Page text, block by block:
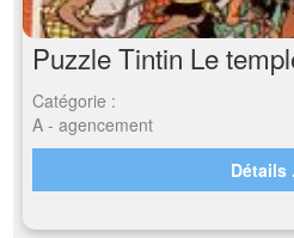
Puzzle Tintin Le
Catégorie :
A - agencement
Détails